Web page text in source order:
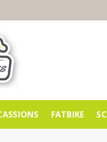
FATBIKE